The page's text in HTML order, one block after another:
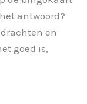
antwoord?
en
goed is,